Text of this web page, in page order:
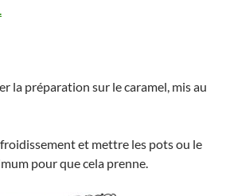
la préparation sur le caramel, mis au
et mettre les pots ou le
pour que cela prenne.